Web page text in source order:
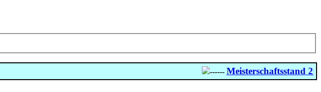
------Meisterschaftsstand 2026